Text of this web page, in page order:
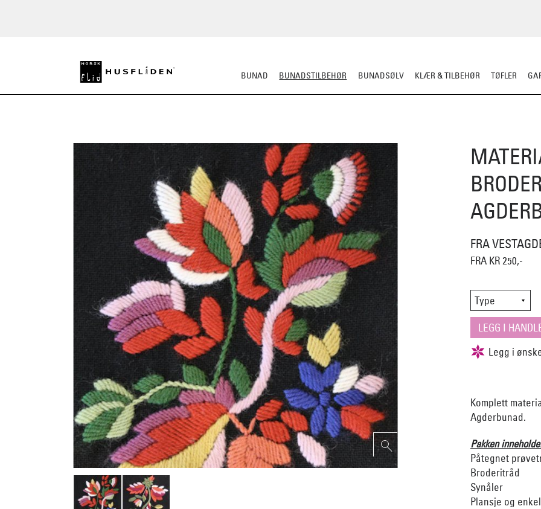
BUNAD BUNADSTILBEHØR BUNADSØLV KLÆR & TILBEHØR TØFLER
FRA
FRA KR 250,-
Komplett
Agderbunad.
Pakken
Påtegnet
Broderitråd
Synåler
Plansje og